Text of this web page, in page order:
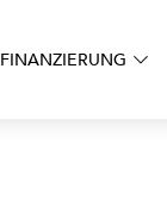
FINANZIERUNG